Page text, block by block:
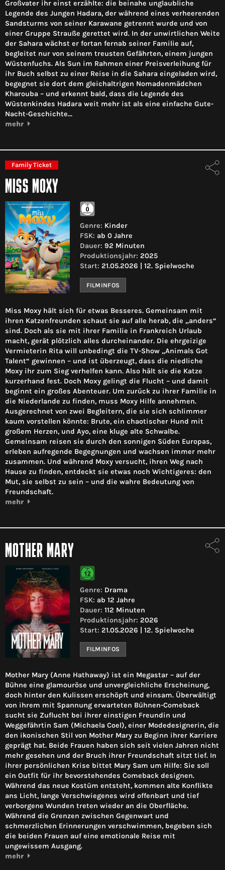
Großvater ihr einst erzählte: die beinahe unglaubliche
Legende des Jungen Hadara, der während eines verheerenden
Sandsturms von seiner Karawane getrennt wurde und von
einer Gruppe Strauße gerettet wird. In der unwirtlichen Weite
der Sahara wächst er fortan fernab seiner Familie auf,
begleitet nur von seinem treusten Gefährten, einem jungen
Wüstenfuchs. Als Sun im Rahmen einer Preisverleihung für
ihr Buch selbst zu einer Reise in die Sahara eingeladen wird,
begegnet sie dort dem gleichaltrigen Nomadenmädchen
Kharouba – und erkennt bald, dass die Legende des
Wüstenkindes Hadara weit mehr ist als eine einfache Gute-
Nacht-Geschichte…
mehr
Family Ticket
MISS MOXY
Genre: Kinder
FSK: ab 0 Jahre
Dauer: 92 Minuten
Produktionsjahr: 2025
Start: 21.05.2026 | 12. Spielwoche
FILMINFOS
Miss Moxy hält sich für etwas Besseres. Gemeinsam mit
ihren Katzenfreunden schaut sie auf alle herab, die „anders“
sind. Doch als sie mit ihrer Familie in Frankreich Urlaub
macht, gerät plötzlich alles durcheinander. Die ehrgeizige
Vermieterin Rita will unbedingt die TV-Show „Animals Got
Talent“ gewinnen – und ist überzeugt, dass die niedliche
Moxy ihr zum Sieg verhelfen kann. Also hält sie die Katze
kurzerhand fest. Doch Moxy gelingt die Flucht – und damit
beginnt ein großes Abenteuer. Um zurück zu ihrer Familie in
die Niederlande zu finden, muss Moxy Hilfe annehmen.
Ausgerechnet von zwei Begleitern, die sie sich schlimmer
kaum vorstellen könnte: Brute, ein chaotischer Hund mit
großem Herzen, und Ayo, eine kluge alte Schwalbe.
Gemeinsam reisen sie durch den sonnigen Süden Europas,
erleben aufregende Begegnungen und wachsen immer mehr
zusammen. Und während Moxy versucht, ihren Weg nach
Hause zu finden, entdeckt sie etwas noch Wichtigeres: den
Mut, sie selbst zu sein – und die wahre Bedeutung von
Freundschaft.
mehr
MOTHER MARY
Genre: Drama
FSK: ab 12 Jahre
Dauer: 112 Minuten
Produktionsjahr: 2026
Start: 21.05.2026 | 12. Spielwoche
FILMINFOS
Mother Mary (Anne Hathaway) ist ein Megastar – auf der
Bühne eine glamouröse und unvergleichliche Erscheinung,
doch hinter den Kulissen erschöpft und einsam. Überwältigt
von ihrem mit Spannung erwarteten Bühnen-Comeback
sucht sie Zuflucht bei ihrer einstigen Freundin und
Weggefährtin Sam (Michaela Coel), einer Modedesignerin, die
den ikonischen Stil von Mother Mary zu Beginn ihrer Karriere
geprägt hat. Beide Frauen haben sich seit vielen Jahren nicht
mehr gesehen und der Bruch ihrer Freundschaft sitzt tief. In
ihrer persönlichen Krise bittet Mary Sam um Hilfe: Sie soll
ein Outfit für ihr bevorstehendes Comeback designen.
Während das neue Kostüm entsteht, kommen alte Konflikte
ans Licht, lange Verschwiegenes wird offenbart und tief
verborgene Wunden treten wieder an die Oberfläche.
Während die Grenzen zwischen Gegenwart und
schmerzlichen Erinnerungen verschwimmen, begeben sich
die beiden Frauen auf eine emotionale Reise mit
ungewissem Ausgang.
mehr